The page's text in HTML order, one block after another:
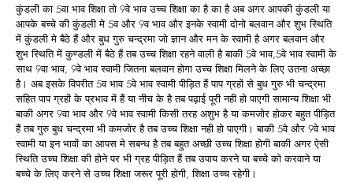
कुंडली का 5वा भाव शिक्षा तो 9वे भाव उच्च शिक्षा का है का है अब अगर आपकी कुंडली या
आपके बच्चे की कुंडली मे 5व और 9व भाव और इनके स्वामी दोनो बलवान और शुभ स्थिति
में कुंडली मे बैठे हैं और बुध गुरु चन्द्रमा जो ज्ञान और मन के स्वामी है अगर बलवान और
शुभ स्थिति में कुण्डली में बैठे हैं तब उच्च शिक्षा रहने वाली है बाकी 5वे भाव,5वे भाव स्वामी के
साथ 9वा भाव, 9वे भाव स्वामी जितना बलवान होगा उच्च शिक्षा मिलने के लिए उतना अच्छा
है। अब इसके विपरीत 5व भाव 5वे भाव स्वामी पीड़ित हैं पाप ग्रहों से बुध गुरु भी चन्द्रमा
सहित पाप ग्रहों के प्रभाव में हैं या नीच के है तब पढ़ाई पूरी नही हो पाएगी सामान्य शिक्षा भी
बाकी अगर 9वा भाव और 9वे भाव स्वामी किसी तरह अशुभ है या कमजोर होकर बहुत पीड़ित
हैं तब गुरु बुध चन्द्रमा भी कमजोर है तब उच्च शिक्षा नही हो पाएगी। बाकी 5वे और 9वे भाव
स्वामी या इन भावों का आपस मे सबन्ध है तब बहुत अच्छी उच्च शिक्षा होगी बाकी अगर ऐसी
स्थिति उच्च शिक्षा की होने पर भी ग्रह पीड़ित हैं तब उपाय करने या बच्चे को करवाने या
बच्चे के लिए करने से उच्च शिक्षा जरूर पूरी होगी, शिक्षा उच्च रहेगी।